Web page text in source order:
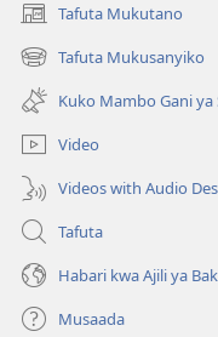
Tafuta Mukutano
(opens
new
window)
Tafuta Mukusanyiko
(opens
new
window)
Kuko Mambo Gani ya
Video
Videos with Audio
Tafuta
Habari kwa Ajili ya
Musaada